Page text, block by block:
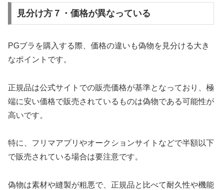
見分け方７・価格が異なっている
PGブラを購入する際、価格の違いも偽物を見分ける大き
なポイントです。
正規品は公式サイトでの販売価格が基準となっており、極
端に安い価格で販売されているものは偽物である可能性が
高いです。
特に、フリマアプリやオークションサイトなどで半額以下
で販売されている場合は要注意です。
偽物は素材や縫製が粗悪で、正規品と比べて耐久性や機能